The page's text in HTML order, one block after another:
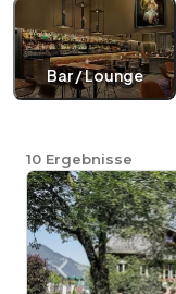
Bar / Lounge
10 Ergebnisse